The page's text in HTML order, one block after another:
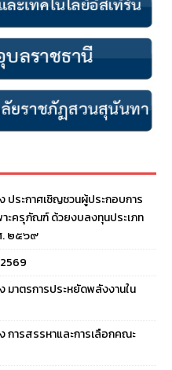
ประกาศเชิญชวนผู้ประกอบการ
ะครุภัณฑ์ ด้วยงบลงทุนประเภท
. ๒๕๖๙
มาตรการประหยัดพลังงานใน
การสรรหาและการเลือกคณะ